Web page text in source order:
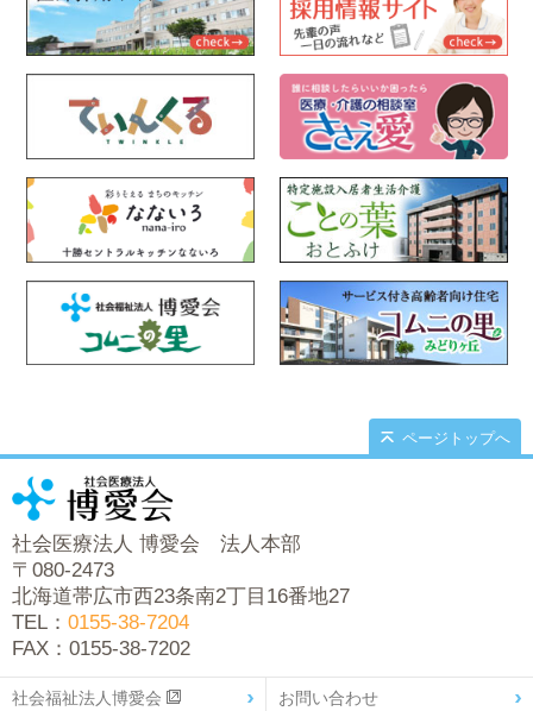
ページトップへ
社会医療法人 博愛会 法人本部
〒080-2473
北海道帯広市西23条南2丁目16番地27
TEL： 0155-38-7204
FAX：0155-38-7202
社会福祉法人博愛会 お問い合わせ